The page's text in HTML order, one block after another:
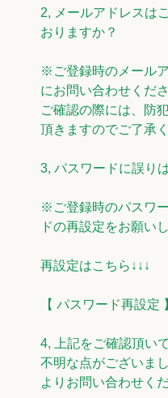
2, メールアドレスは
おりますか？
※ご登録時のメール
にお問い合わせくださ
ご確認の際には、防
頂きますのでご了承く
3, パスワードに誤り
※ご登録時のパスワ
ドの再設定をお願い
再設定はこちら↓↓↓
【 パスワード再設定
4, 上記をご確認頂い
不明な点がございまし
よりお問い合わせくだ